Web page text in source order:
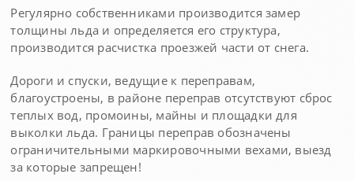
Регулярно собственниками производится замер
толщины льда и определяется его структура,
производится расчистка проезжей части от снега.
Дороги и спуски, ведущие к переправам,
благоустроены, в районе переправ отсутствуют сброс
теплых вод, промоины, майны и площадки для
выколки льда. Границы переправ обозначены
ограничительными маркировочными вехами, выезд
за которые запрещен!